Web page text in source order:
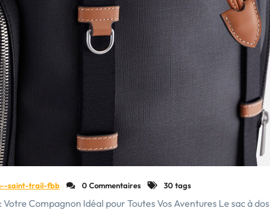
saint-trail-fbb 0 Commentaires 30 tags
Votre Compagnon Idéal pour Toutes Vos Aventures Le sac à dos